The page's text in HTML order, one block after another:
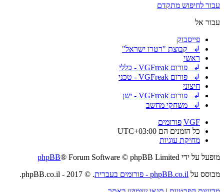
עבור לחיפוש מתקדם
עבור אל
פייסבוק
↲ קבוצת "רטרו ישראל"
ראשי
↲ פורום VGFreak - כללי
↲ פורום VGFreak - טכני
חיצוני
↲ פורום VGFreak - ישן
↲ משחקי מחשב
VGF פורומים
כל הזמנים הם UTC+03:00
מחיקת עוגיות
מופעל על ידי
phpBB® Forum Software © phpBB Limited
מבוסס על phpBB.co.il - פורומים בעברית
. © 2017 - phpBB.co.il.